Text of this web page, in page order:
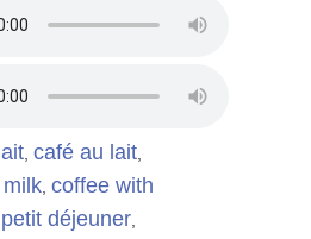
lait café au lait
milk, coffee with
petit déjeuner,